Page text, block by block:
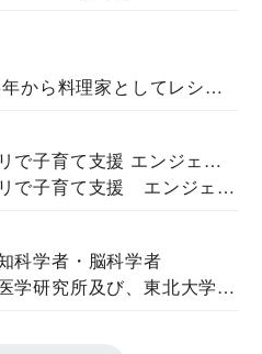
から料理家としてレシピ
で子育て支援 エンジェル
所長
で子育て支援 エンジェル
科学者・脳科学者
学研究所及び、東北大学大